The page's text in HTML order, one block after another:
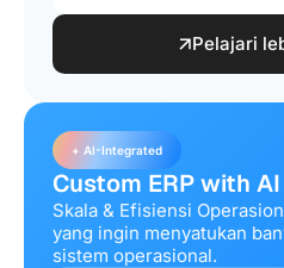
Pelajari
+ AI-Integrated
Custom ERP with AI
Skala & Efisiensi
yang ingin menyatukan
sistem operasional.